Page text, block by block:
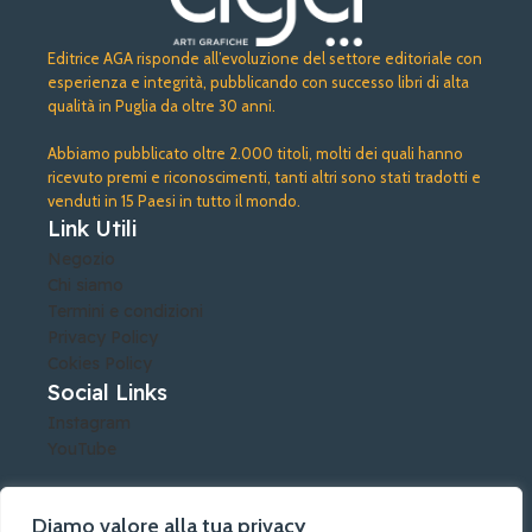
Diamo valore alla tua privacy
Editrice AGA risponde all’evoluzione del settore editoriale con
esperienza e integrità, pubblicando con successo libri di alta
qualità in Puglia da oltre 30 anni.
Abbiamo pubblicato oltre 2.000 titoli, molti dei quali hanno
ricevuto premi e riconoscimenti, tanti altri sono stati tradotti e
venduti in 15 Paesi in tutto il mondo.
Link Utili
Negozio
Chi siamo
Termini e condizioni
Privacy Policy
Cokies Policy
Social Links
Instagram
YouTube